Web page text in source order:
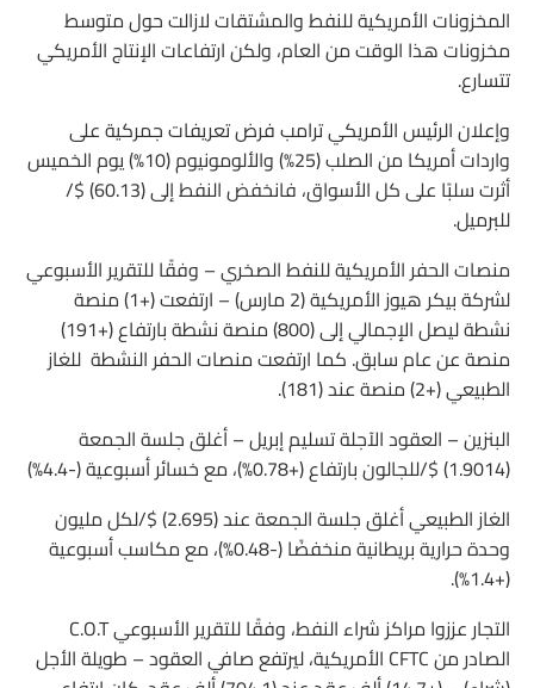
المخزونات الأمريكية للنفط والمشتقات لازالت حول متوسط
مخزونات هذا الوقت من العام، ولكن ارتفاعات الإنتاج الأمريكي
تتسارع.
وإعلان الرئيس الأمريكي ترامب فرض تعريفات جمركية على
واردات أمريكا من الصلب (25%) والألومونيوم (10%) يوم الخميس
أثرت سلبًا على كل الأسواق، فانخفض النفط إلى (60.13) $/
للبرميل.
منصات الحفر الأمريكية للنفط الصخري – وفقًا للتقرير الأسبوعي
لشركة بيكر هيوز الأمريكية (2 مارس) – ارتفعت (+1) منصة
نشطة ليصل الإجمالي إلى (800) منصة نشطة بارتفاع (+191)
منصة عن عام سابق. كما ارتفعت منصات الحفر النشطة للغاز
الطبيعي (+2) منصة عند (181).
البنزين – العقود الآجلة تسليم إبريل – أغلق جلسة الجمعة
(1.9014) $/للجالون بارتفاع (+0.78%)، مع خسائر أسبوعية (-4.4%)
الغاز الطبيعي أغلق جلسة الجمعة عند (2.695) $/لكل مليون
وحدة حرارية بريطانية منخفضًا (-0.48%)، مع مكاسب أسبوعية
(+1.4%).
التجار عززوا مراكز شراء النفط، وفقًا للتقرير الأسبوعي C.O.T
الصادر من CFTC الأمريكية، ليرتفع صافي العقود – طويلة الأجل